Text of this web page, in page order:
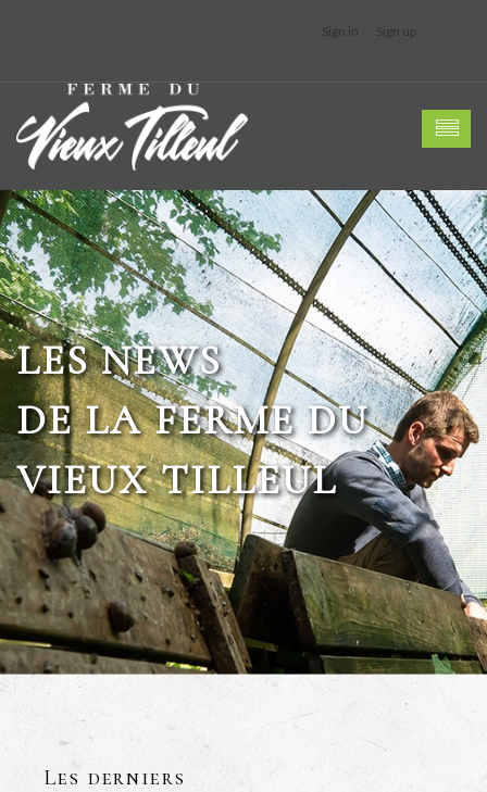
Sign in Sign up
LES NEWS
DE LA FERME DU
VIEUX TILLEUL
Les derniers